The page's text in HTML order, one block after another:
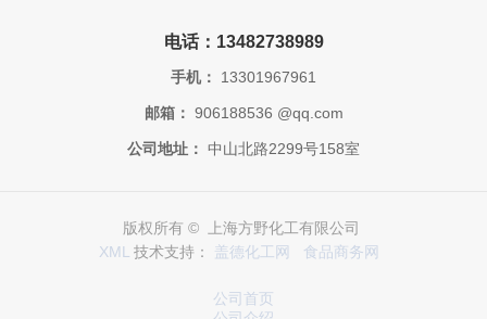
电话：13482738989
手机： 13301967961
邮箱： 906188536 @qq.com
公司地址： 中山北路2299号158室
版权所有 © 上海方野化工有限公司
XML 技术支持： 盖德化工网 食品商务网
公司首页